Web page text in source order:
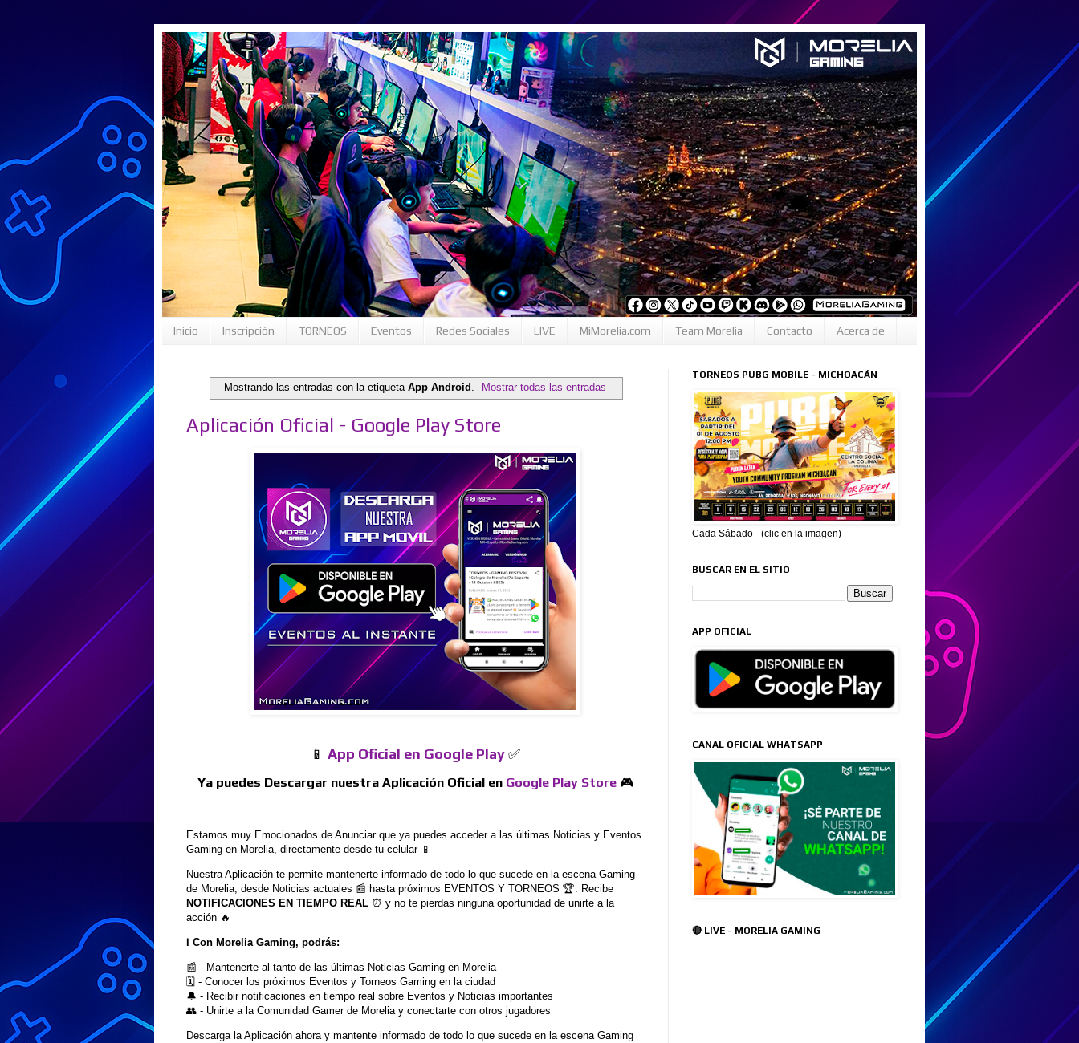
Inicio Inscripción TORNEOS Eventos Redes Sociales LIVE MiMorelia.com Team Morelia Contacto Acerca de
Mostrando las entradas con la etiqueta App Android Mostrar todas las entradas
Aplicación Oficial - Google Play Store
📱 App Oficial en Google Play✅
Ya puedes Descargar nuestra Aplicación Oficial en Google Play Store🎮
Estamos muy Emocionados de Anunciar que ya puedes acceder a las últimas Noticias y Eventos
Gaming en Morelia, directamente desde tu celular 📱
Nuestra Aplicación te permite mantenerte informado de todo lo que sucede en la escena Gaming
de Morelia, desde Noticias actuales 📰 hasta próximos EVENTOS Y TORNEOS 🏆. Recibe
NOTIFICACIONES EN TIEMPO REAL ⏰ y no te pierdas ninguna oportunidad de unirte a la
acción 🔥
ℹ️ Con Morelia Gaming, podrás:
📰 - Mantenerte al tanto de las últimas Noticias Gaming en Morelia
🗓️ - Conocer los próximos Eventos y Torneos Gaming en la ciudad
🔔 - Recibir notificaciones en tiempo real sobre Eventos y Noticias importantes
👥 - Unirte a la Comunidad Gamer de Morelia y conectarte con otros jugadores
Descarga la Aplicación ahora y mantente informado de todo lo que sucede en la escena Gaming
TORNEOS PUBG MOBILE - MICHOACÁN
Cada Sábado - (clic en la imagen)
BUSCAR EN EL SITIO
APP OFICIAL
CANAL OFICIAL WHATSAPP
🔴 LIVE - MORELIA GAMING